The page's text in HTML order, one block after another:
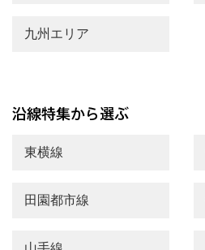
九州エリア
東横線
田園都市線